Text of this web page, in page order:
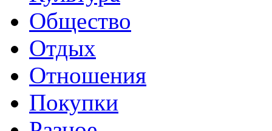
Общество
Отдых
Отношения
Покупки